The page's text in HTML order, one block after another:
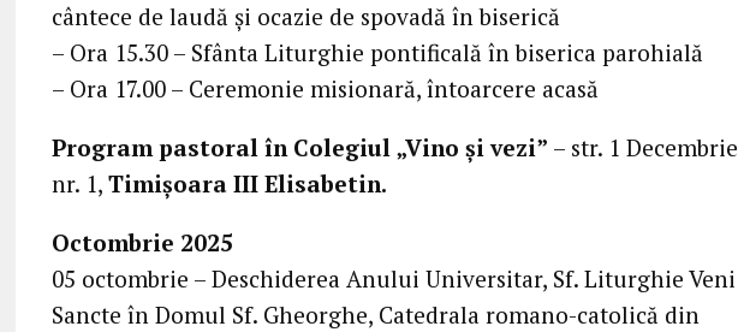
cântece de laudă și ocazie de spovadă în biserică
– Ora 15.30 – Sfânta Liturghie pontificală în biserica parohială
– Ora 17.00 – Ceremonie misionară, întoarcere acasă
Program pastoral în Colegiul „Vino și vezi” – str. 1 Decembrie
nr. 1, Timișoara III Elisabetin.
Octombrie 2025
05 octombrie – Deschiderea Anului Universitar, Sf. Liturghie Veni
Sancte în Domul Sf. Gheorghe, Catedrala romano-catolică din